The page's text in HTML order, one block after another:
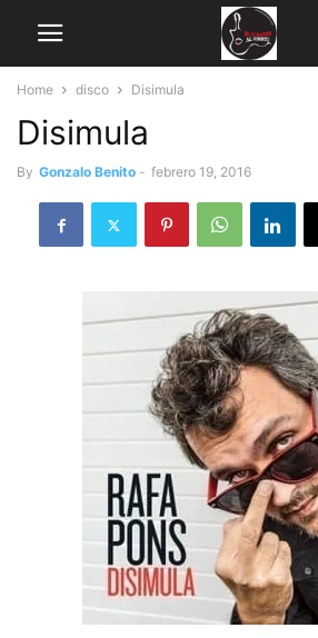
Home disco Disimula
Disimula
By Gonzalo Benito - febrero 19, 2016